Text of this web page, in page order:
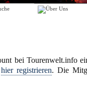
bei Tourenwelt.info
hier registrieren. Die